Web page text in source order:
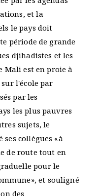
et la
le pays doit
période de grande
djihadistes et les
Mali est en proie à
l'école par
par les
les plus pauvres
sujets, le
collègues «à
de route tout en
pour le
et souligné
des